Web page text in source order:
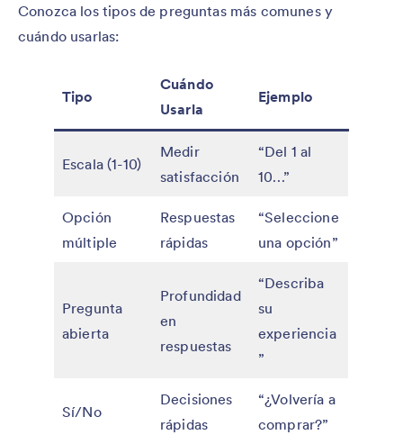
Conozca los tipos de preguntas más comunes y
cuándo usarlas:
Tipo
Cuándo
Usarla
Ejemplo
Escala (1-10)
Medir
satisfacción
“Del 1 al
10…”
Opción
múltiple
Respuestas
rápidas
“Seleccione
una opción”
Pregunta
abierta
Profundidad
en
respuestas
“Describa
su
experiencia
”
Sí/No
Decisiones
rápidas
“¿Volvería a
comprar?”